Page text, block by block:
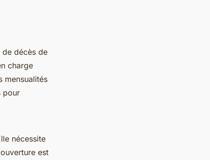
de décès de
charge
mensualités
pour
nécessite
est